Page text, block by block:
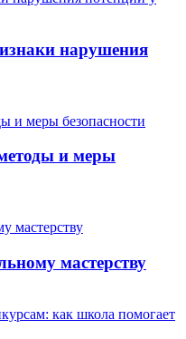
нарушения
и меры
мастерству